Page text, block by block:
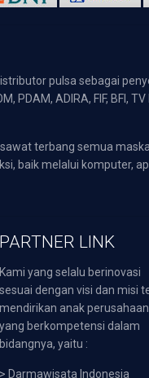
pulsa sebagai
PDAM, ADIRA, FIF,
terbang semua
baik melalui komputer,
PARTNER LINK
Kami yang selalu berinovasi
sesuai dengan visi dan misi
mendirikan anak perusahaan
yang berkompetensi dalam
bidangnya, yaitu :
> Darmawisata Indonesia